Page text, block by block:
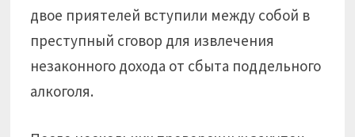
двое приятелей вступили между собой в
преступный сговор для извлечения
незаконного дохода от сбыта поддельного
алкоголя.